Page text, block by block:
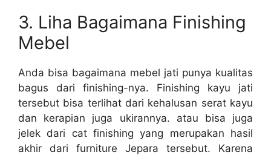
3. Liha Bagaimana Finishing
Mebel
Anda bisa bagaimana mebel jati punya kualitas
bagus dari finishing-nya. Finishing kayu jati
tersebut bisa terlihat dari kehalusan serat kayu
dan kerapian juga ukirannya. atau bisa juga
jelek dari cat finishing yang merupakan hasil
akhir dari furniture Jepara tersebut. Karena